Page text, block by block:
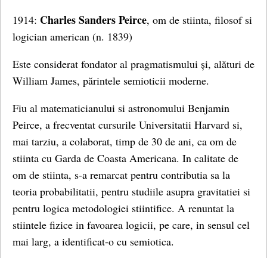
1914: Charles Sanders Peirce, om de stiinta, filosof si
logician american (n. 1839)
Este considerat fondator al pragmatismului și, alături de
William James, părintele semioticii moderne.
Fiu al matematicianului si astronomului Benjamin
Peirce, a frecventat cursurile Universitatii Harvard si,
mai tarziu, a colaborat, timp de 30 de ani, ca om de
stiinta cu Garda de Coasta Americana. In calitate de
om de stiinta, s-a remarcat pentru contributia sa la
teoria probabilitatii, pentru studiile asupra gravitatiei si
pentru logica metodologiei stiintifice. A renuntat la
stiintele fizice in favoarea logicii, pe care, in sensul cel
mai larg, a identificat-o cu semiotica.